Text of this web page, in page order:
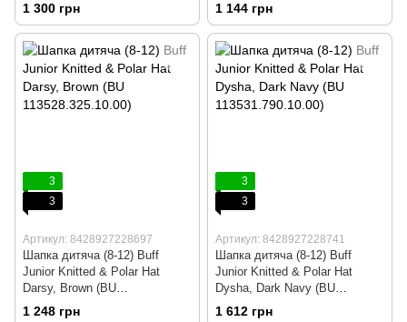
1 300 грн 1 144 грн
3
3
Артикул: 8428927228697
Шапка дитяча (8-12) Buff
Junior Knitted & Polar Hat
Darsy, Brown (BU
113528.325.10.00)
1 248 грн
3
3
Артикул: 8428927228741
Шапка дитяча (8-12) Buff
Junior Knitted & Polar Hat
Dysha, Dark Navy (BU
113531.790.10.00)
1 612 грн